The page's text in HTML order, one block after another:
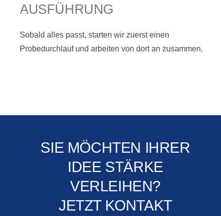
AUSFÜHRUNG
Sobald alles passt, starten wir zuerst einen
Probedurchlauf und arbeiten von dort an zusammen.
SIE MÖCHTEN IHRER
IDEE STÄRKE
VERLEIHEN?
JETZT KONTAKT